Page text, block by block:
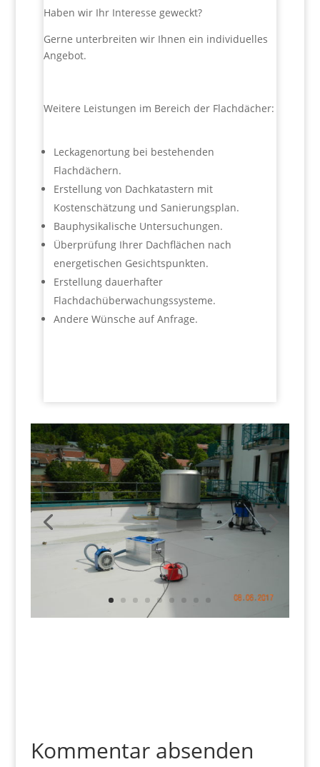
Haben wir Ihr Interesse geweckt?
Gerne unterbreiten wir Ihnen ein individuelles
Angebot.
Weitere Leistungen im Bereich der Flachdächer:
Leckagenortung bei bestehenden
Flachdächern.
Erstellung von Dachkatastern mit
Kostenschätzung und Sanierungsplan.
Bauphysikalische Untersuchungen.
Überprüfung Ihrer Dachflächen nach
energetischen Gesichtspunkten.
Erstellung dauerhafter
Flachdachüberwachungssysteme.
Andere Wünsche auf Anfrage.
Kommentar absenden